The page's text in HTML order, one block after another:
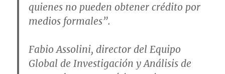
quienes no pueden obtener crédito por
medios formales”.
Fabio Assolini, director del Equipo
Global de Investigación y Análisis de